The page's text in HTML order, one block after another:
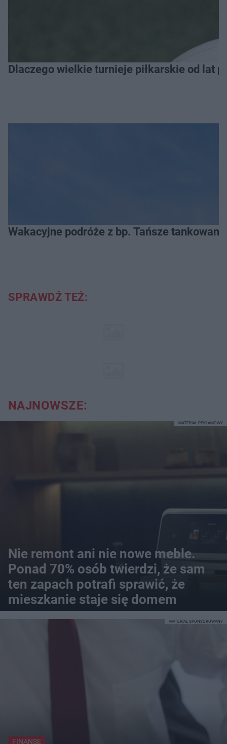
Dlaczego wielkie turnieje piłkarskie od lat
Wakacyjne podróże z bp. Tańsze
SPRAWDŹ TEŻ:
NAJNOWSZE:
Nie remont ani nie nowe meble.
Ponad 70% osób twierdzi, że sam
ten zapach potrafi sprawić, że
mieszkanie staje się domem
MATERIAŁ REKLAMOWY
FINANSE
MATERIAŁ SPONSOROWANY